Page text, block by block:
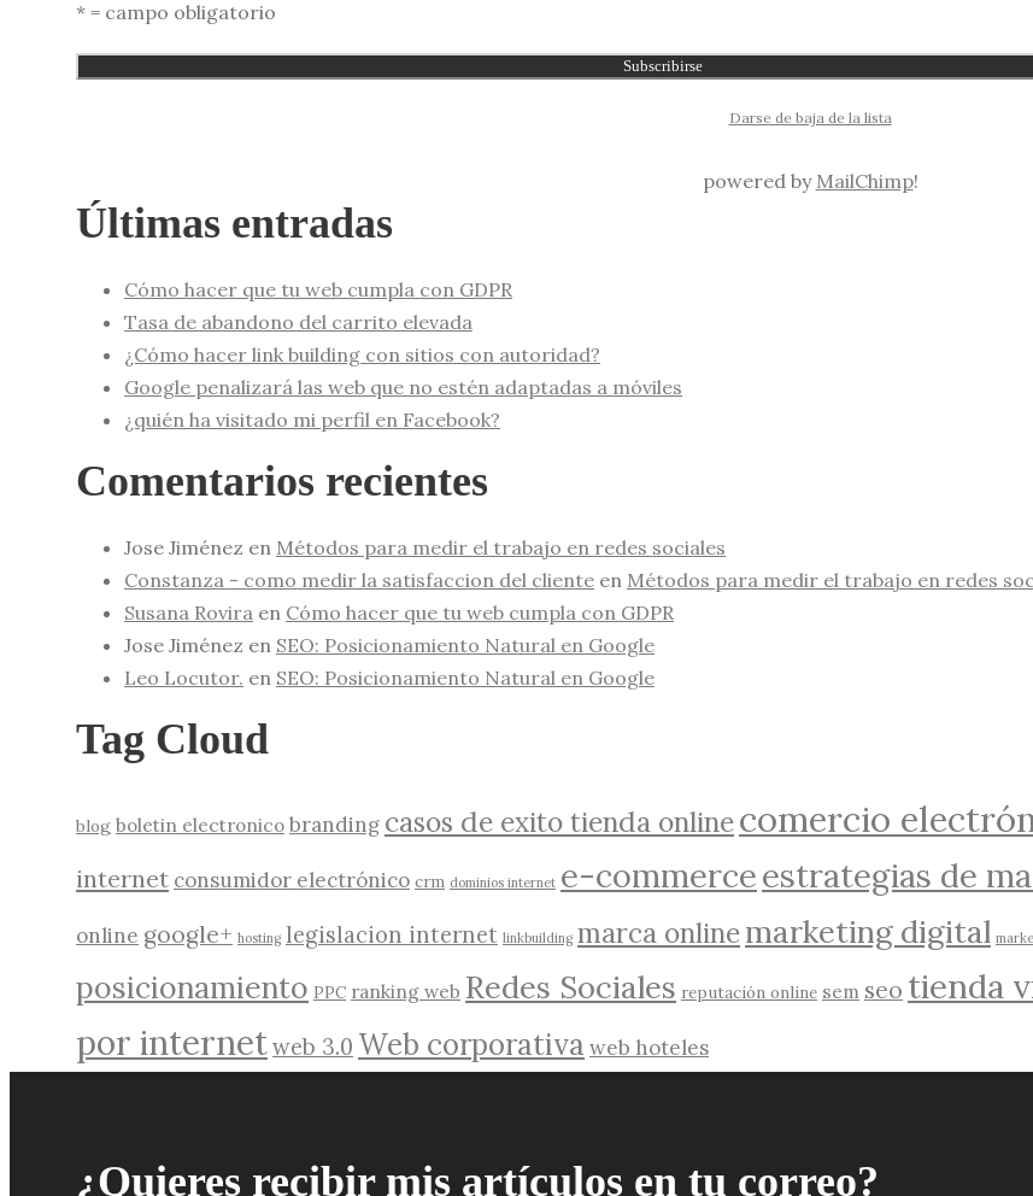
* = campo obligatorio
Darse de baja de la lista
powered by MailChimp!
Últimas entradas
Cómo hacer que tu web cumpla con GDPR
Tasa de abandono del carrito elevada
¿Cómo hacer link building con sitios con autoridad?
Google penalizará las web que no estén adaptadas a móviles
¿quién ha visitado mi perfil en Facebook?
Comentarios recientes
Jose Jiménez en Métodos para medir el trabajo en redes sociales
Constanza - como medir la satisfaccion del cliente en Métodos para medir el trabajo en redes
Susana Rovira en Cómo hacer que tu web cumpla con GDPR
Jose Jiménez en SEO: Posicionamiento Natural en Google
Leo Locutor. en SEO: Posicionamiento Natural en Google
Tag Cloud
blog boletin electronico branding casos de exito tienda onlinecomercio
internet consumidor electrónico crm dominios internet e-commerceestrategias de
online google+ hosting legislacion internet linkbuilding marca onlinemarketing digital
posicionamiento PPC ranking web Redes Sociales reputación online sem seo tienda
por internetweb 3.0 Web corporativa web hoteles
¿Quieres recibir mis artículos en tu correo?